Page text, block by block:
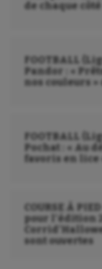
de chaque côté
FOOTBALL
Pandor : «
nos couleurs »
FOOTBALL
Pochat : « Au
favoris en lice
COURSE À
pour l’édition
sont ouvertes